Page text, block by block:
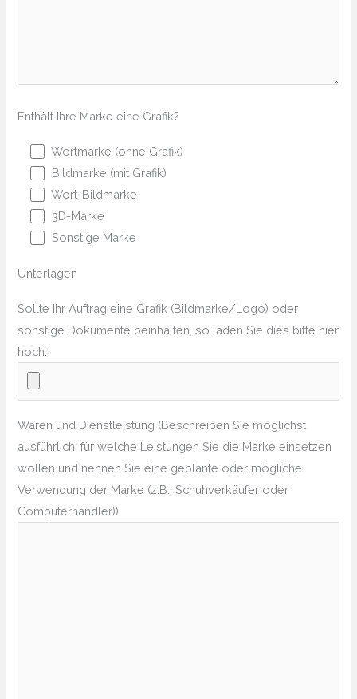
Enthält Ihre Marke eine Grafik?
Wortmarke (ohne Grafik)
Bildmarke (mit Grafik)
Wort-Bildmarke
3D-Marke
Sonstige Marke
Unterlagen
Sollte Ihr Auftrag eine Grafik (Bildmarke/Logo) oder
sonstige Dokumente beinhalten, so laden Sie dies bitte hier
hoch:
Waren und Dienstleistung (Beschreiben Sie möglichst
ausführlich, für welche Leistungen Sie die Marke einsetzen
wollen und nennen Sie eine geplante oder mögliche
Verwendung der Marke (z.B.: Schuhverkäufer oder
Computerhändler))